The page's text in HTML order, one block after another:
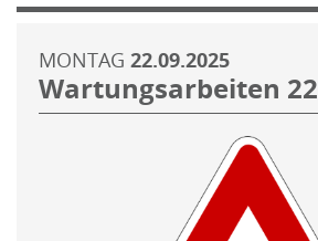
MONTAG 22.09.2025
Wartungsarbeiten